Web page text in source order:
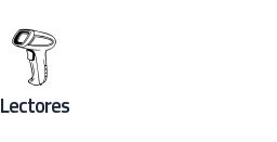
Lectores